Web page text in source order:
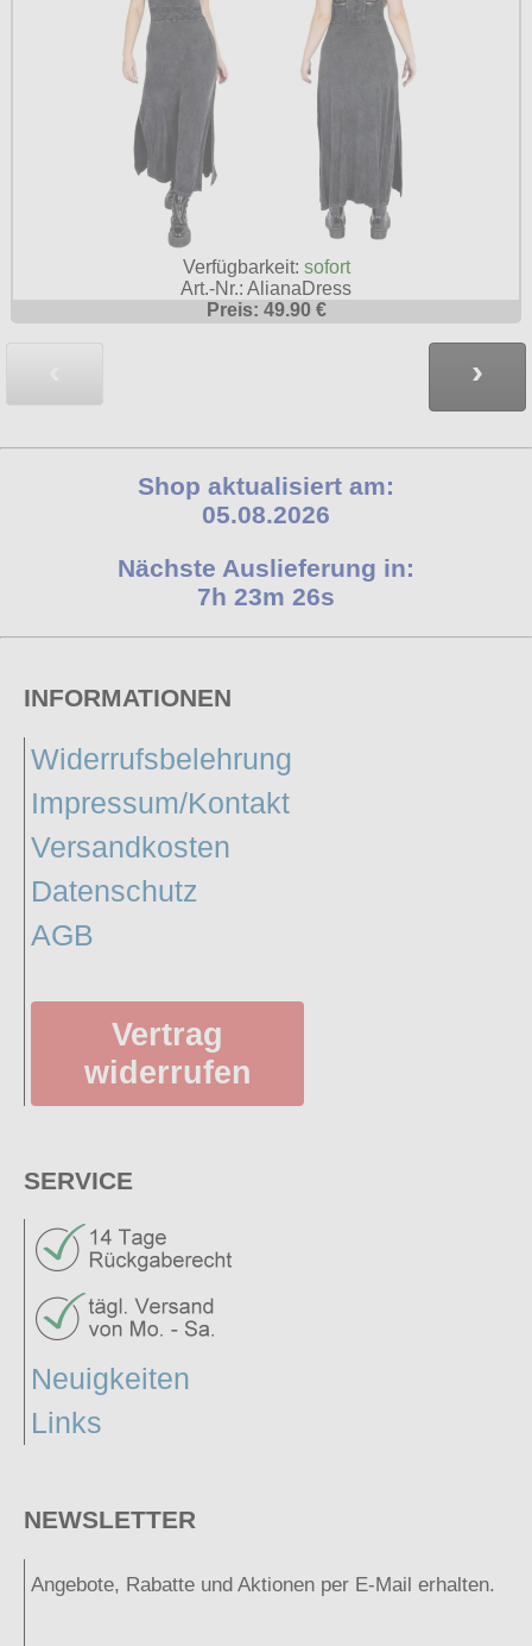
Verfügbarkeit: sofort
Art.-Nr.: AlianaDress
Preis: 49.90 €
›
Shop aktualisiert am:
05.08.2026
Nächste Auslieferung in:
7h 23m 25s
INFORMATIONEN
Widerrufsbelehrung
Impressum/Kontakt
Versandkosten
Datenschutz
AGB
Vertrag
widerrufen
SERVICE
Neuigkeiten
Links
NEWSLETTER
Angebote, Rabatte und Aktionen per E-Mail erhalten.